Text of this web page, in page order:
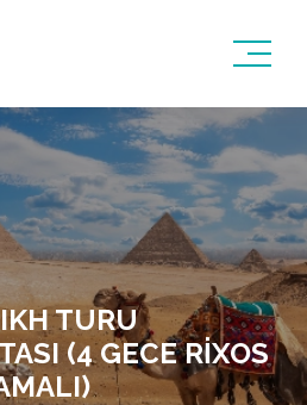
TURU
(4 GECE RIXOS